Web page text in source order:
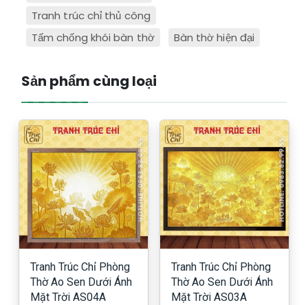
Tranh trúc chỉ thủ công
Tấm chống khói bàn thờ
Bàn thờ hiện đại
Sản phẩm cùng loại
Tranh Trúc Chỉ Phòng
Thờ Ao Sen Dưới Ánh
Mặt Trời AS04A
Tranh Trúc Chỉ Phòng
Thờ Ao Sen Dưới Ánh
Mặt Trời AS03A